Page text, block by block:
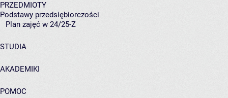
PRZEDMIOTY
Podstawy przedsiębiorczości
Plan zajęć w 24/25-Z
STUDIA
AKADEMIKI
POMOC